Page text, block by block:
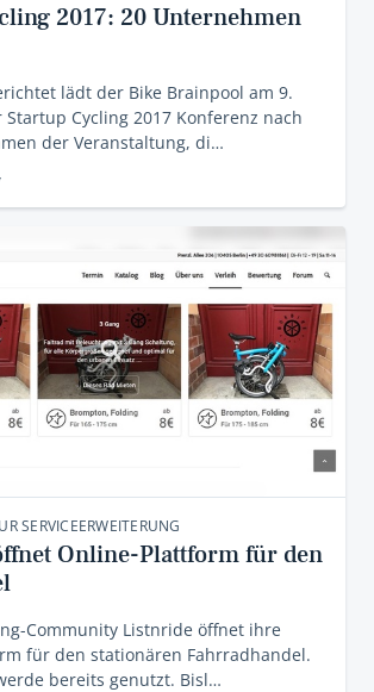
2017: 20 Unternehmen
lädt der Bike Brainpool am 9.
Cycling 2017 Konferenz nach
der Veranstaltung, di…
SERVICEERWEITERUNG
Online-Plattform für den
Community Listnride öffnet ihre
für den stationären Fahrradhandel.
bereits genutzt. Bisl…